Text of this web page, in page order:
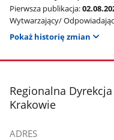
Pierwsza publikacja:
Wytwarzający/
Pokaż historię zmian
stopka
Regionalna
Krakowie
ADRES